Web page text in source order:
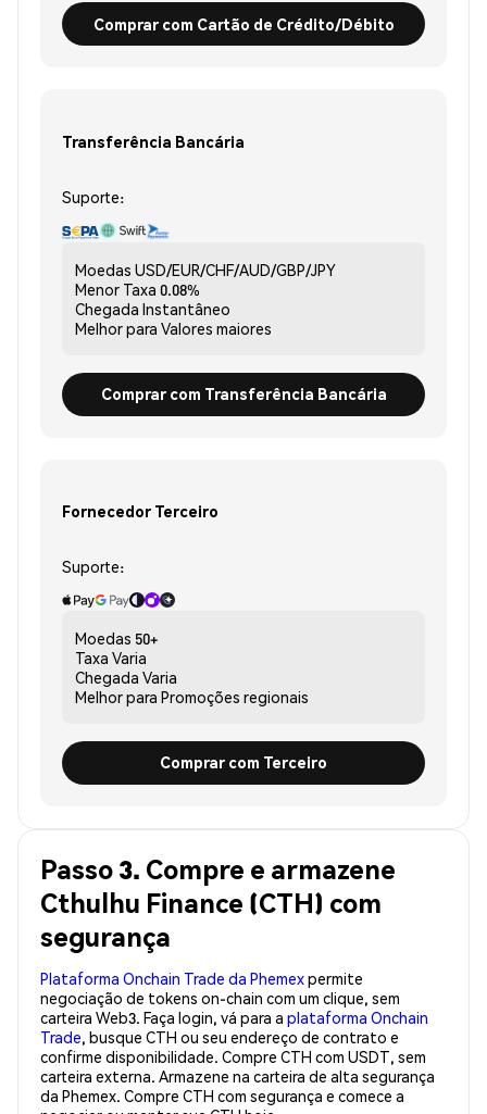
Comprar com Cartão de Crédito/Débito
Transferência Bancária
Suporte:
Moedas USD/EUR/CHF/AUD/GBP/JPY
Menor Taxa 0.08%
Chegada Instantâneo
Melhor para Valores maiores
Comprar com Transferência Bancária
Fornecedor Terceiro
Suporte:
Moedas 50+
Taxa Varia
Chegada Varia
Melhor para Promoções regionais
Comprar com Terceiro
Passo 3. Compre e armazene
Cthulhu Finance (CTH) com
segurança
Plataforma Onchain Trade da Phemexpermite
negociação de tokens on-chain com um clique, sem
carteira Web3. Faça login, vá para a plataforma Onchain
Trade, busque CTH ou seu endereço de contrato e
confirme disponibilidade. Compre CTH com USDT, sem
carteira externa. Armazene na carteira de alta segurança
da Phemex. Compre CTH com segurança e comece a